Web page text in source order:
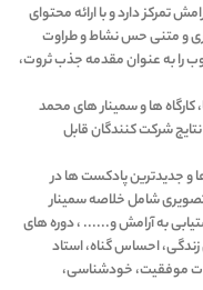
دارد و با ارائه محتوای
و متنی حس نشاط و طراوت
را به عنوان مقدمه جذب ثروت،
ها و سمینار های محمد
شرکت کنندگان قابل
و جدیدترین پادکست ها در
شامل خلاصه سمینار
دورهمی، ۵ راهکار دستیابی به آرامش و...... ، دوره های
احساس گناه، استاد
موفقیت، خودشناسی،